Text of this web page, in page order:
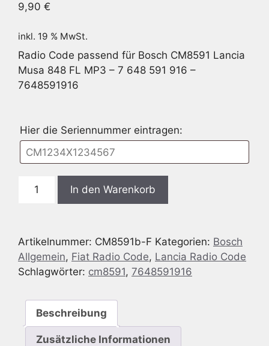
9,90 €
inkl. 19 % MwSt.
Radio Code passend für Bosch CM8591 Lancia
Musa 848 FL MP3 – 7 648 591 916 –
7648591916
Hier die Seriennummer eintragen:
Bosch
848
FL
MP3
In den Warenkorb
Artikelnummer: CM8591b-F Kategorien: Bosch
Allgemein, Fiat Radio Code, Lancia Radio Code
Schlagwörter: cm8591, 7648591916
Beschreibung
Zusätzliche Informationen